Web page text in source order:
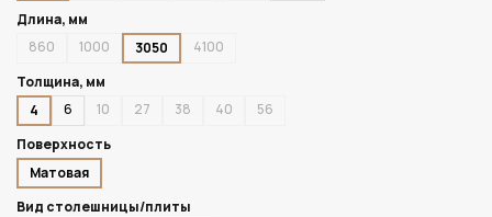
Длина, мм
860
1000 3050
4100
Толщина, мм
4
6 10 27 38 40
56
Поверхность
Матовая
Вид столешницы/плиты